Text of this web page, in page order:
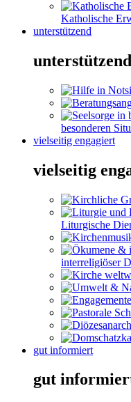
Katholische
unterstützend
unterstützend
besonderen
vielseitig engagiert
vielseitig
Liturgische
interreligiöser
gut informiert
gut